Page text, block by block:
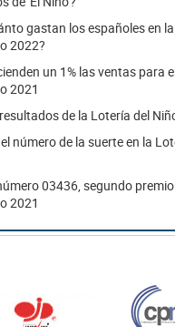
gastan los españoles en
2022?
un 1% las ventas para
2021
de la Lotería del
el número de la suerte en la
03436, segundo
2021